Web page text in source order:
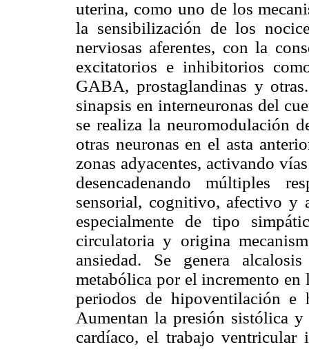
uterina, como uno de los
la sensibilización de los
nerviosas aferentes, con la
excitatorios e inhibitorios
GABA, prostaglandinas y
sinapsis en interneuronas del
se realiza la neuromodulación
otras neuronas en el asta
zonas adyacentes, activando
desencadenando múltiples
sensorial, cognitivo, afectivo y
especialmente de tipo
circulatoria y origina
ansiedad. Se genera
metabólica por el incremento
periodos de hipoventilación e
Aumentan la presión sistólica
cardíaco, el trabajo